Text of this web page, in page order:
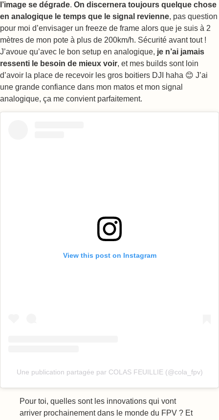
l’image se dégrade. On discernera toujours quelque chose
en analogique le temps que le signal revienne, pas question
pour moi d’envisager un freeze de frame alors que je suis à 2
mètres de mon pote à plus de 200km/h. Sécurité avant tout !
J’avoue qu’avec le bon setup en analogique, je n’ai jamais
ressenti le besoin de mieux voir, et mes builds sont loin
d’avoir la place de recevoir les gros boitiers DJI haha 😊 J’ai
une grande confiance dans mon matos et mon signal
analogique, ça me convient parfaitement.
View this post on Instagram
Une publication partagée par COLAS FEUILLIE (@cola_fpv)
Pour toi, quelles sont les innovations qui vont
arriver prochainement dans le monde du FPV ? Et